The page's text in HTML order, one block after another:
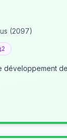
(2097)
2